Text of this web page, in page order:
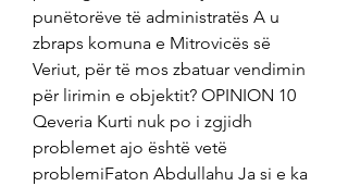
punëtorëve të administratës A u
zbraps komuna e Mitrovicës së
Veriut, për të mos zbatuar vendimin
për lirimin e objektit? OPINION 10
Qeveria Kurti nuk po i zgjidh
problemet ajo është vetë
problemiFaton Abdullahu Ja si e ka